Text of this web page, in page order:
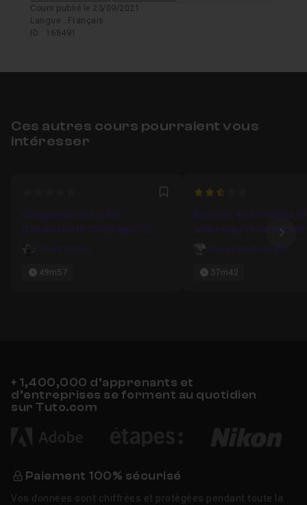
Cours publié le 23/09/2021
Langue : Français
ID : 168491
Ces autres cours pourraient vous
intéresser
Favori
Comprendre les outils
d'interactivité d'InDesign CC
Olivier Krakus
49m57
2.2
Boutons, état d'objets
online pour l'interactivité
Alexandre Becquet
37m42
+ 1,400,000 d’apprenants et
d’entreprises se forment au quotidien
sur Tuto.com
Paiement 100% sécurisé
Vos données sont chiffrées et protégées pendant toute la